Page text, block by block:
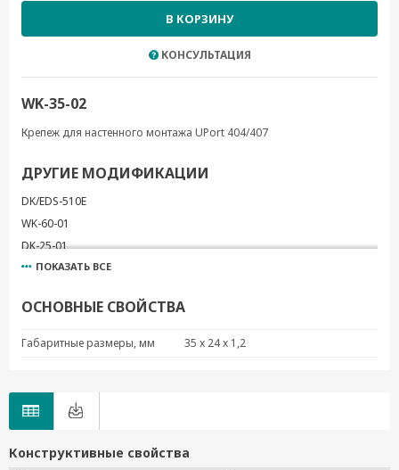
В КОРЗИНУ
КОНСУЛЬТАЦИЯ
WK-35-02
Крепеж для настенного монтажа UPort 404/407
ДРУГИЕ МОДИФИКАЦИИ
DK/EDS-510E
WK-60-01
DK-25-01
DK-UP1200
WK-44-01
WK-45-01
DK35A
ПОКАЗАТЬ ВСЕ
ОСНОВНЫЕ СВОЙСТВА
Габаритные размеры, мм 35 x 24 x 1,2
Конструктивные свойства